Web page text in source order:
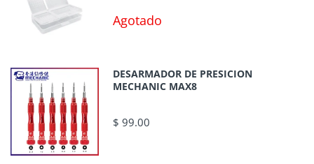
Agotado
DESARMADOR DE PRESICION
MECHANIC MAX8
$ 99.00